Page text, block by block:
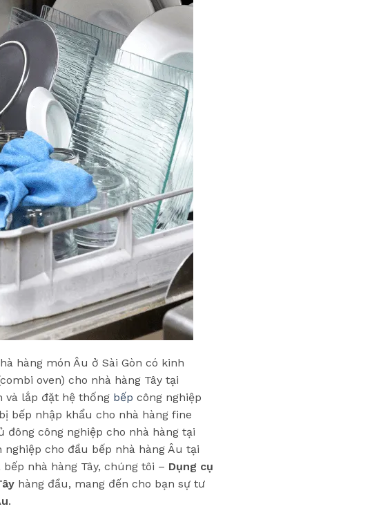
hàng món Âu ở Sài Gòn có kinh
oven) cho nhà hàng Tây tại
và lắp đặt hệ thống bếp công nghiệp
bếp nhập khẩu cho nhà hàng fine
đông công nghiệp cho nhà hàng tại
cho đầu bếp nhà hàng Âu tại
nhà hàng Tây, chúng tôi – Dụng cụ
hàng đầu, mang đến cho bạn sự tư
.